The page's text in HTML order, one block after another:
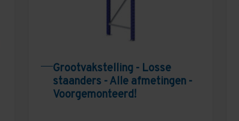
Grootvakstelling - Losse
staanders - Alle afmetingen -
Voorgemonteerd!